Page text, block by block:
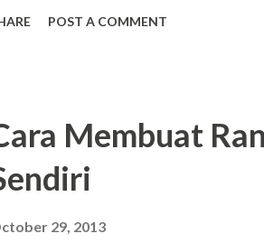
POST A COMMENT
Membuat
29, 2013